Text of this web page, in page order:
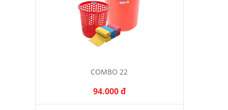
COMBO 22
94.000 đ